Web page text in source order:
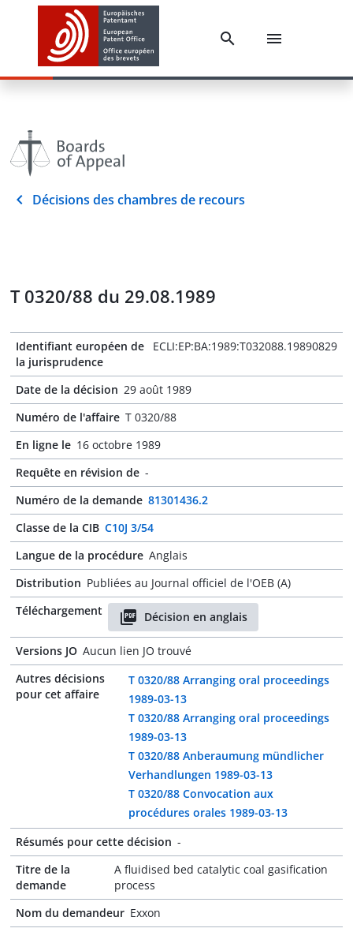
Décisions des chambres de recours
T 0320/88 du 29.08.1989
Identifiant européen de
la jurisprudence
ECLI:EP:BA:1989:T032088.19890829
Date de la décision 29 août 1989
Numéro de l'affaire T 0320/88
En ligne le 16 octobre 1989
Requête en révision de -
Numéro de la demande 81301436.2
Classe de la CIB C10J 3/54
Langue de la procédure Anglais
Distribution Publiées au Journal officiel de l'OEB (A)
Téléchargement
Décision en anglais
Versions JO Aucun lien JO trouvé
Autres décisions
pour cet affaire
T 0320/88 Arranging oral proceedings
1989-03-13
T 0320/88 Arranging oral proceedings
1989-03-13
T 0320/88 Anberaumung mündlicher
Verhandlungen 1989-03-13
T 0320/88 Convocation aux
procédures orales 1989-03-13
Résumés pour cette décision -
Titre de la
demande
A fluidised bed catalytic coal gasification
process
Nom du demandeur Exxon